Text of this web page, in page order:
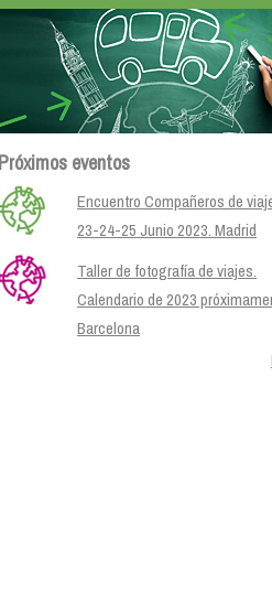
Próximos eventos
Encuentro Compañeros de
23-24-25 Junio 2023. Madrid
Taller de fotografía de viajes.
Calendario de 2023
Barcelona